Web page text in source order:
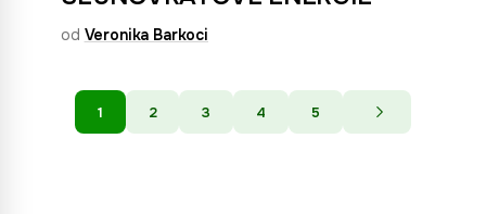
od Veronika Barkoci
1 2 3 4 5